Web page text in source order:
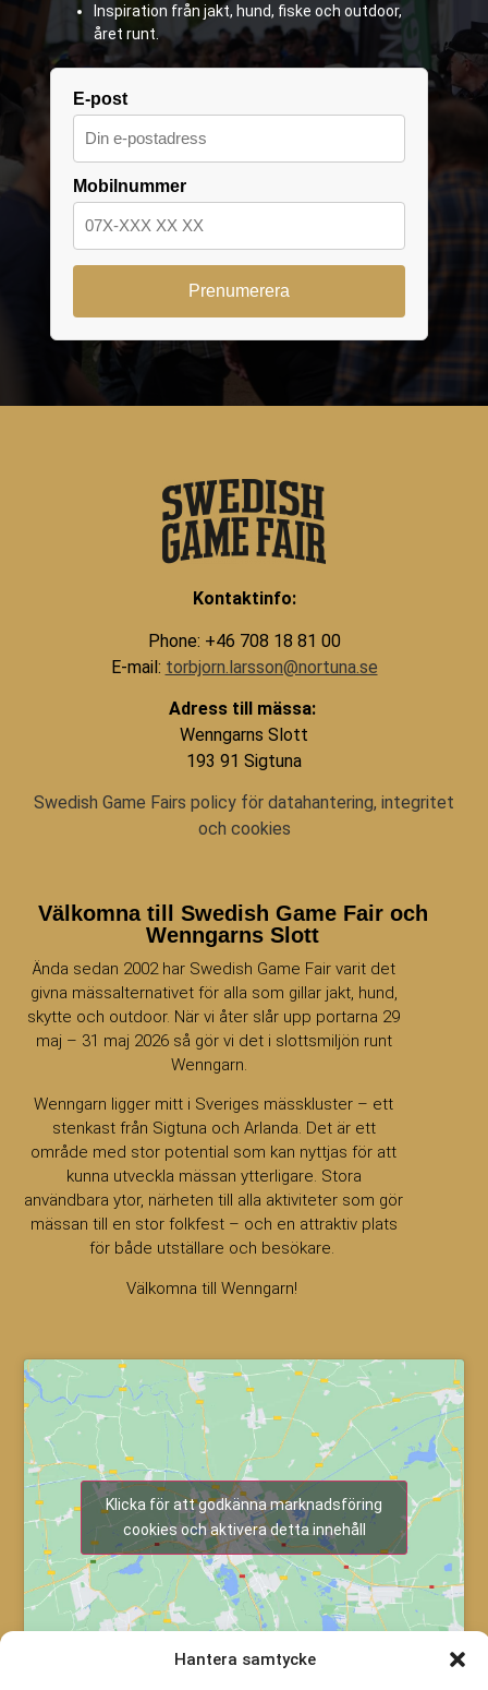
Hantera samtycke
E-post
Mobilnummer
Inspiration från jakt, hund, fiske och outdoor,
året runt.
Kontaktinfo:
Phone: +46 708 18 81 00
E-mail: torbjorn.larsson@nortuna.se
Adress till mässa:
Wenngarns Slott
193 91 Sigtuna
Swedish Game Fairs policy för datahantering, integritet
och cookies
Välkomna till Swedish Game Fair och
Wenngarns Slott
Ända sedan 2002 har Swedish Game Fair varit det
givna mässalternativet för alla som gillar jakt, hund,
skytte och outdoor. När vi åter slår upp portarna 29
maj – 31 maj 2026 så gör vi det i slottsmiljön runt
Wenngarn.
Wenngarn ligger mitt i Sveriges mässkluster – ett
stenkast från Sigtuna och Arlanda. Det är ett
område med stor potential som kan nyttjas för att
kunna utveckla mässan ytterligare. Stora
användbara ytor, närheten till alla aktiviteter som gör
mässan till en stor folkfest – och en attraktiv plats
för både utställare och besökare.
Välkomna till Wenngarn!
Klicka för att godkänna marknadsföring
cookies och aktivera detta innehåll